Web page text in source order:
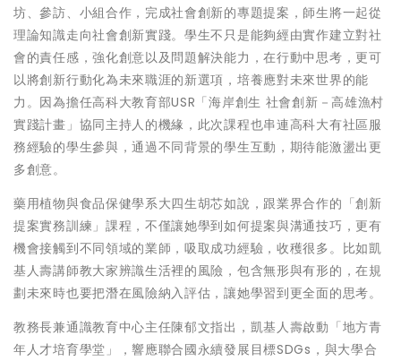
坊、參訪、小組合作，完成社會創新的專題提案，師生將一起從
理論知識走向社會創新實踐。學生不只是能夠經由實作建立對社
會的責任感，強化創意以及問題解決能力，在行動中思考，更可
以將創新行動化為未來職涯的新選項，培養應對未來世界的能
力。因為擔任高科大教育部USR「海岸創生 社會創新－高雄漁村
實踐計畫」協同主持人的機緣，此次課程也串連高科大有社區服
務經驗的學生參與，通過不同背景的學生互動，期待能激盪出更
多創意。
藥用植物與食品保健學系大四生胡芯如說，跟業界合作的「創新
提案實務訓練」課程，不僅讓她學到如何提案與溝通技巧，更有
機會接觸到不同領域的業師，吸取成功經驗，收穫很多。比如凱
基人壽講師教大家辨識生活裡的風險，包含無形與有形的，在規
劃未來時也要把潛在風險納入評估，讓她學習到更全面的思考。
教務長兼通識教育中心主任陳郁文指出，凱基人壽啟動「地方青
年人才培育學堂」，響應聯合國永續發展目標SDGs，與大學合